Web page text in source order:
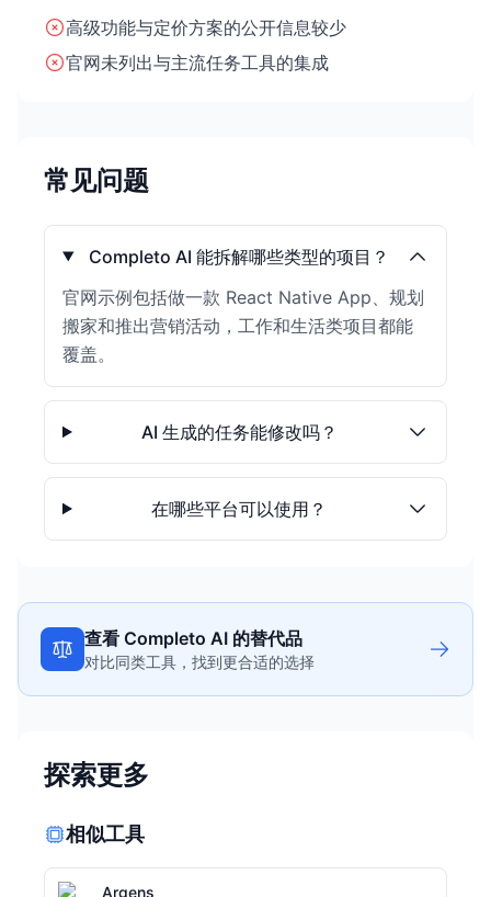
高级功能与定价方案的公开信息较少
官网未列出与主流任务工具的集成
常见问题
Completo AI 能拆解哪些类型的项目？
官网示例包括做一款 React Native App、规划
搬家和推出营销活动，工作和生活类项目都能
覆盖。
AI 生成的任务能修改吗？
在哪些平台可以使用？
查看 Completo AI 的替代品
对比同类工具，找到更合适的选择
探索更多
相似工具
Argens